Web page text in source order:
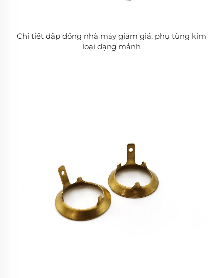
Chi tiết dập đồng nhà máy giảm giá, phụ tùng kim
loại dạng mảnh